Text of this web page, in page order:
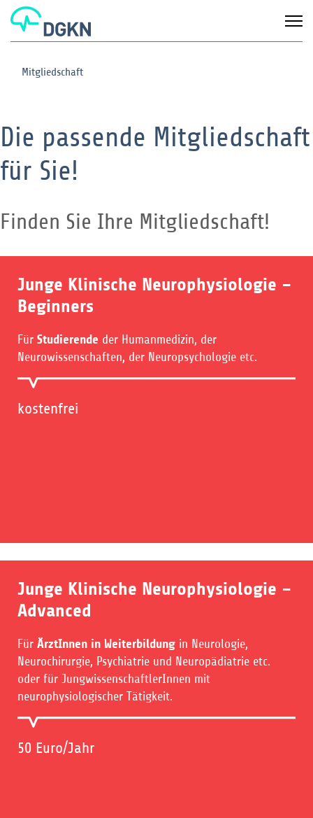
Mitgliedschaft
Die passende Mitgliedschaft
für Sie!
Finden Sie Ihre Mitgliedschaft!
Junge Klinische Neurophysiologie –
Beginners
Für Studierende der Humanmedizin, der
Neurowissenschaften, der Neuropsychologie etc.
kostenfrei
Junge Klinische Neurophysiologie –
Advanced
Für ÄrztInnen in Weiterbildung in Neurologie,
Neurochirurgie, Psychiatrie und Neuropädiatrie etc.
oder für JungwissenschaftlerInnen mit
neurophysiologischer Tätigkeit.
50 Euro/Jahr